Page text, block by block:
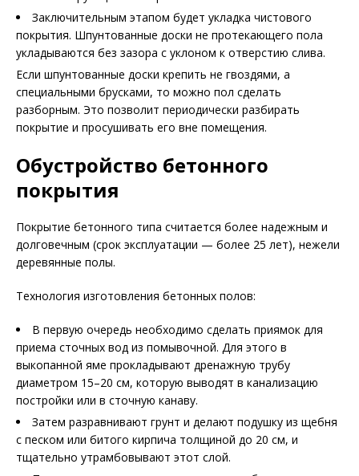
Заключительным этапом будет укладка чистового
покрытия. Шпунтованные доски не протекающего пола
укладываются без зазора с уклоном к отверстию слива.
Если шпунтованные доски крепить не гвоздями, а
специальными брусками, то можно пол сделать
разборным. Это позволит периодически разбирать
покрытие и просушивать его вне помещения.
Обустройство бетонного
покрытия
Покрытие бетонного типа считается более надежным и
долговечным (срок эксплуатации — более 25 лет), нежели
деревянные полы.
Технология изготовления бетонных полов:
В первую очередь необходимо сделать приямок для
приема сточных вод из помывочной. Для этого в
выкопанной яме прокладывают дренажную трубу
диаметром 15–20 см, которую выводят в канализацию
постройки или в сточную канаву.
Затем разравнивают грунт и делают подушку из щебня
с песком или битого кирпича толщиной до 20 см, и
тщательно утрамбовывают этот слой.